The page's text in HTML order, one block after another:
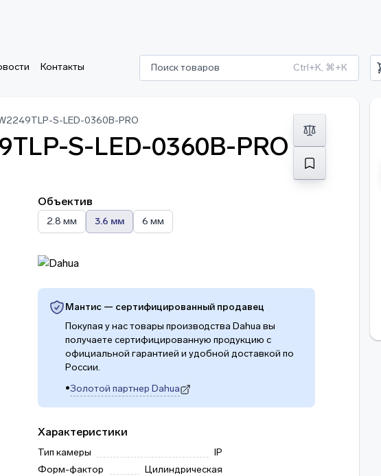
Контакты Поиск товаров Ctrl+K, ⌘+K
S-LED-0360B-PRO
S-LED-0360B-PRO
Объектив
2.8 мм 3.6 мм 6 мм
Мантис — сертифицированный продавец
Покупая у нас товары производства Dahua вы
получаете сертифицированную продукцию с
официальной гарантией и удобной доставкой по
России.
•Золотой партнер Dahua
(откроется в новой вкладке)
Характеристики
Тип камеры
IP
Форм-фактор
Цилиндрическая